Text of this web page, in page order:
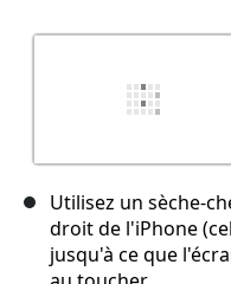
Utilisez un sèche-
droit de l'iPhone
jusqu'à ce que